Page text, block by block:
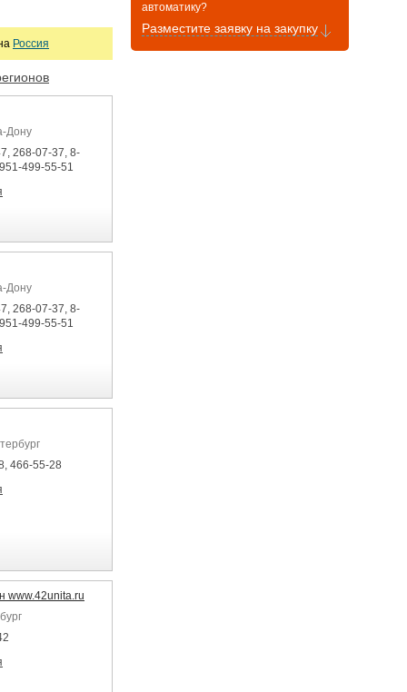
Россия
Дону
268-07-37, 8-
499-55-51
Дону
268-07-37, 8-
499-55-51
466-55-28
www.42unita.ru
автоматику?
Разместите заявку на закупку